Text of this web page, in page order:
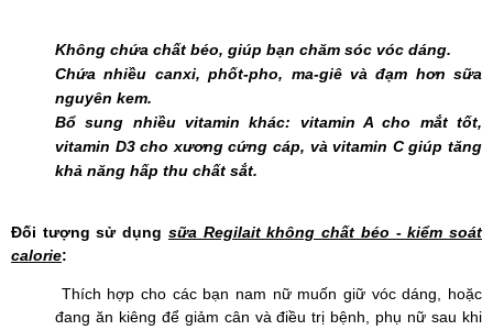
Không chứa chất béo, giúp bạn chăm sóc vóc dáng.
Chứa nhiều canxi, phốt-pho, ma-giê và đạm hơn sữa
nguyên kem.
Bổ sung nhiều vitamin khác: vitamin A cho mắt tốt,
vitamin D3 cho xương cứng cáp, và vitamin C giúp tăng
khả năng hấp thu chất sắt.
Đối tượng sử dụng sữa Regilait không chất béo - kiểm soát
calorie:
Thích hợp cho các bạn nam nữ muốn giữ vóc dáng, hoặc
đang ăn kiêng để giảm cân và điều trị bệnh, phụ nữ sau khi